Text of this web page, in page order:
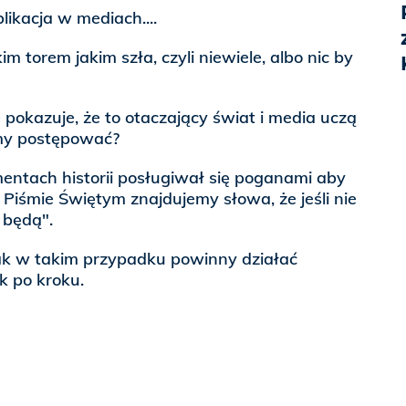
w mediach....
torem jakim szła, czyli niewiele, albo nic by
że to otaczający świat i media uczą
postępować?
historii posługiwał się poganami aby
Świętym znajdujemy słowa, że jeśli nie
w takim przypadku powinny działać
po kroku.